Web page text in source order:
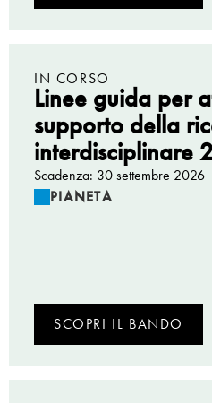
IN CORSO
Linee guida per
supporto della
interdisciplinare
Scadenza: 30 settembre 2026
PIANETA
SCOPRI IL BANDO